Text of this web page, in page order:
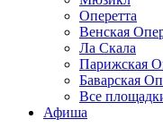
Оперетта
Венская
Ла Скала
Парижская
Баварская
Все
Афиша